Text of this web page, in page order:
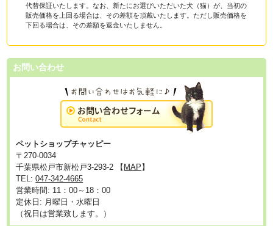
代替保証いたします。なお、新たにお選びいただいた犬（猫）が、当初の
販売価格を上回る場合は、その差額を頂戴いたします。ただし販売価格を
下回る場合は、その差額を返金いたしません。
お問い合わせ
ペットショップチャッピー
〒270-0034
千葉県松戸市新松戸3-293-2 【 MAP 】
TEL:047-342-4665
営業時間: 11：00～18：00
定休日: 月曜日・水曜日
（祝日は営業致します。）